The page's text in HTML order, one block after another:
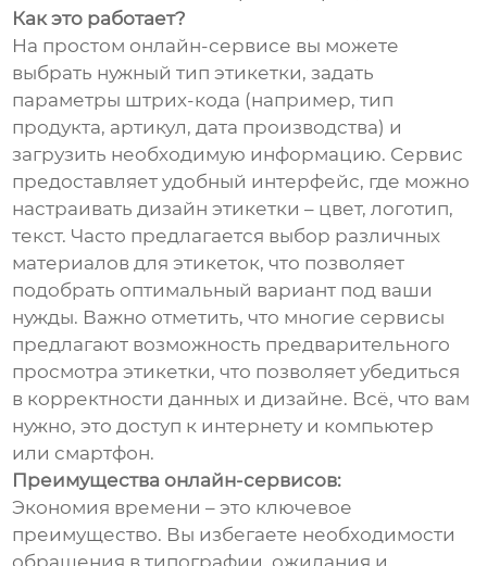
Как это работает?
На простом онлайн-сервисе вы можете
выбрать нужный тип этикетки, задать
параметры штрих-кода (например, тип
продукта, артикул, дата производства) и
загрузить необходимую информацию. Сервис
предоставляет удобный интерфейс, где можно
настраивать дизайн этикетки – цвет, логотип,
текст. Часто предлагается выбор различных
материалов для этикеток, что позволяет
подобрать оптимальный вариант под ваши
нужды. Важно отметить, что многие сервисы
предлагают возможность предварительного
просмотра этикетки, что позволяет убедиться
в корректности данных и дизайне. Всё, что вам
нужно, это доступ к интернету и компьютер
или смартфон.
Преимущества онлайн-сервисов:
Экономия времени – это ключевое
преимущество. Вы избегаете необходимости